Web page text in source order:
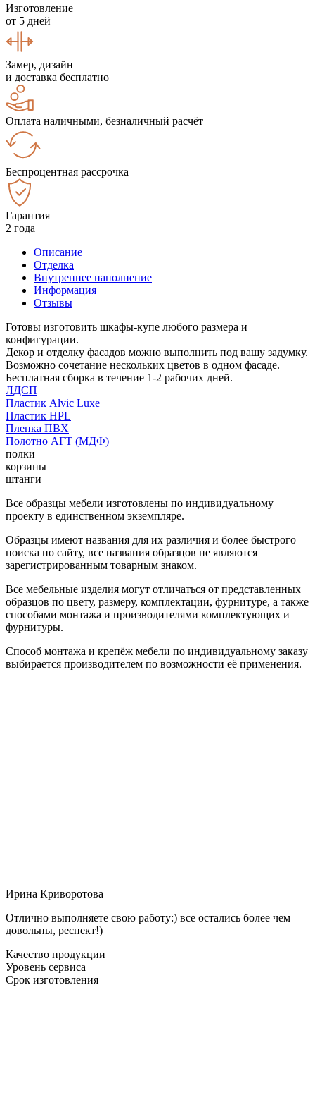
Изготовление
от 5 дней
Замер, дизайн
и доставка бесплатно
Оплата наличными, безналичный расчёт
Беспроцентная рассрочка
Гарантия
2 года
Описание
Отделка
Внутреннее наполнение
Информация
Отзывы
Готовы изготовить шкафы-купе любого размера и
конфигурации.
Декор и отделку фасадов можно выполнить под вашу задумку.
Возможно сочетание нескольких цветов в одном фасаде.
Бесплатная сборка в течение 1-2 рабочих дней.
ЛДСП
Пластик Alvic Luxe
Пластик HPL
Пленка ПВХ
Полотно АГТ (МДФ)
полки
корзины
штанги
Все образцы мебели изготовлены по индивидуальному
проекту в единственном экземпляре.
Образцы имеют названия для их различия и более быстрого
поиска по сайту, все названия образцов не являются
зарегистрированным товарным знаком.
Все мебельные изделия могут отличаться от представленных
образцов по цвету, размеру, комплектации, фурнитуре, а также
способами монтажа и производителями комплектующих и
фурнитуры.
Способ монтажа и крепёж мебели по индивидуальному заказу
выбирается производителем по возможности её применения.
Ирина Криворотова
Отлично выполняете свою работу:) все остались более чем
довольны, респект!)
Качество продукции
Уровень сервиса
Срок изготовления